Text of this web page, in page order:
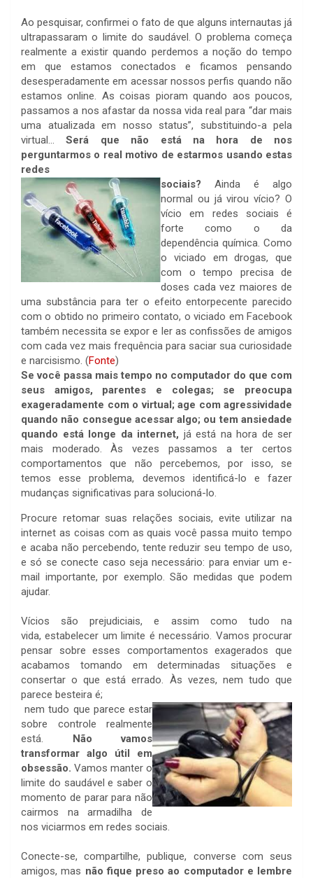
Ao pesquisar, confirmei o fato de que alguns internautas já
ultrapassaram o limite do saudável. O problema começa
realmente a existir quando perdemos a noção do tempo
em que estamos conectados e ficamos pensando
desesperadamente em acessar nossos perfis quando não
estamos online. As coisas pioram quando aos poucos,
passamos a nos afastar da nossa vida real para “dar mais
uma atualizada em nosso status”, substituindo-a pela
virtual…Será que não está na hora de nos
perguntarmos o real motivo de estarmos usando estas
redes
sociais? Ainda é algo
normal ou já virou vício? O
vício em redes sociais é
forte como o da
dependência química. Como
o viciado em drogas, que
com o tempo precisa de
doses cada vez maiores de
uma substância para ter o efeito entorpecente parecido
com o obtido no primeiro contato, o viciado em Facebook
também necessita se expor e ler as confissões de amigos
com cada vez mais fre­quência para saciar sua curiosidade
e narcisismo. (Fonte)
Se você passa mais tempo no computador do que com
seus amigos, parentes e colegas; se preocupa
exageradamente com o virtual; age com agressividade
quando não consegue acessar algo; ou tem ansiedade
quando está longe da internet, já está na hora de ser
mais moderado. Às vezes passamos a ter certos
comportamentos que não percebemos, por isso, se
temos esse problema, devemos identificá-lo e fazer
mudanças significativas para solucioná-lo.
Procure retomar suas relações sociais, evite utilizar na
internet as coisas com as quais você passa muito tempo
e acaba não percebendo, tente reduzir seu tempo de uso,
e só se conecte caso seja necessário: para enviar um e-
mail importante, por exemplo. São medidas que podem
ajudar.
Vícios são prejudiciais, e assim como tudo na
vida, estabelecer um limite é necessário. Vamos procurar
pensar sobre esses comportamentos exagerados que
acabamos tomando em determinadas situações e
consertar o que está errado. Às vezes, nem tudo que
parece besteira é;
nem tudo que parece estar
sobre controle realmente
está. Não vamos
transformar algo útil em
obsessão. Vamos manter o
limite do saudável e saber o
momento de parar para não
cairmos na armadilha de
nos viciarmos em redes sociais.
Conecte-se, compartilhe, publique, converse com seus
amigos, mas não fique preso ao computador e lembre